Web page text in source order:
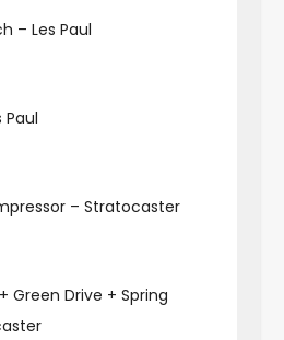
– Les Paul
Paul
– Stratocaster
Green Drive + Spring